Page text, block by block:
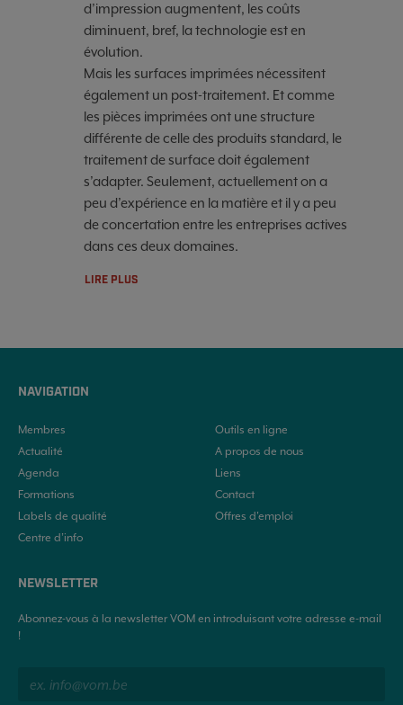
d’impression augmentent, les coûts
diminuent, bref, la technologie est en
évolution.
Mais les surfaces imprimées nécessitent
également un post-traitement. Et comme
les pièces imprimées ont une structure
différente de celle des produits standard, le
traitement de surface doit également
s’adapter. Seulement, actuellement on a
peu d’expérience en la matière et il y a peu
de concertation entre les entreprises actives
dans ces deux domaines.
LIRE PLUS
NAVIGATION
Membres
Actualité
Agenda
Formations
Labels de qualité
Centre d’info
Outils en ligne
A propos de nous
Liens
Contact
Offres d'emploi
NEWSLETTER
Abonnez-vous à la newsletter VOM en introduisant votre adresse e-mail
!